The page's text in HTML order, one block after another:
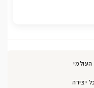
יצירה